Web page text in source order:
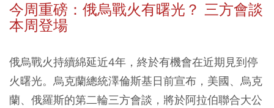
今周重磅：俄烏戰火有曙光？ 三方會談
本周登場
俄烏戰火持續綿延近4年，終於有機會在近期見到停
火曙光。烏克蘭總統澤倫斯基日前宣布，美國、烏克
蘭、俄羅斯的第二輪三方會談，將於阿拉伯聯合大公